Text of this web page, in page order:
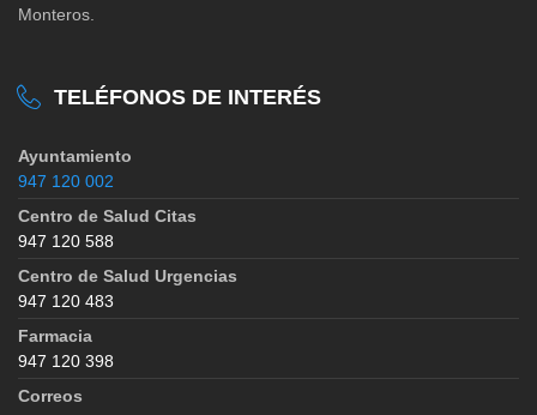
Monteros.
TELÉFONOS DE INTERÉS
Ayuntamiento
947 120 002
Centro de Salud Citas
947 120 588
Centro de Salud Urgencias
947 120 483
Farmacia
947 120 398
Correos